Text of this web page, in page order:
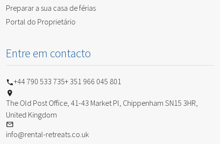
Preparar a sua casa de férias
Portal do Proprietário
Entre em contacto
+44 790 533 735+ 351 966 045 801
The Old Post Office, 41-43 Market Pl, Chippenham SN15 3HR,
United Kingdom
info@rental-retreats.co.uk